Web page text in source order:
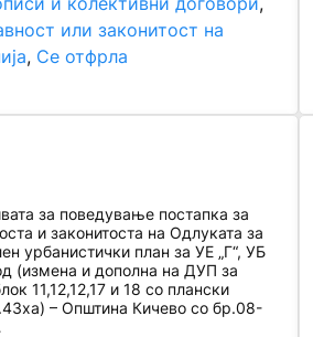
или законитост на
, Се отфрла
за поведување постапка за
и законитоста на Одлуката за
урбанистички план за УЕ „Г“, УБ
(измена и дополна на ДУП за
11,12,12,17 и 18 со плански
– Општина Кичево со бр.08-